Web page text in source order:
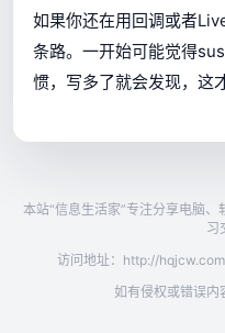
如果你还在用回调或者
条路。一开始可能觉得
惯，写多了就会发现，这
本站“信息生活家”专注分享电脑
习
访问地址：http://hqjcw.com
如有侵权或错误内